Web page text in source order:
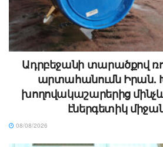
Ադրբեջանի տարածքով
արտահանումն Իրան.
խողովակաշարերից
էներգետիկ
08/08/2026